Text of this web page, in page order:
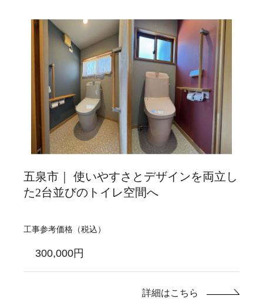
五泉市｜ 使いやすさとデザインを両立し
た2台並びのトイレ空間へ
工事参考価格（税込）
300,000円
詳細はこちら